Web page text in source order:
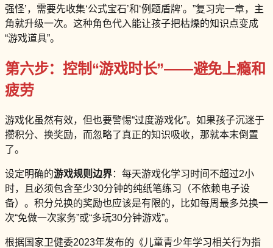
强怪’，需要先收集‘公式宝石’和‘例题盾牌’。”复习完一章，主
角就升级一次。这种角色代入能让孩子把枯燥的知识点变成
“游戏道具”。
第六步：控制“游戏时长”——避免上瘾和
疲劳
游戏化虽然有效，但也要警惕“过度游戏化”。如果孩子沉迷于
攒积分、换奖励，而忽略了真正的知识吸收，那就本末倒置
了。
设定明确的游戏规则边界：每天游戏化学习时间不超过2小
时，且必须包含至少30分钟的纯纸笔练习（不依赖电子设
备）。积分兑换的奖励也应该是有限的，比如每周最多兑换一
次“免做一次家务”或“多玩30分钟游戏”。
根据国家卫健委2023年发布的《儿童青少年学习相关行为指